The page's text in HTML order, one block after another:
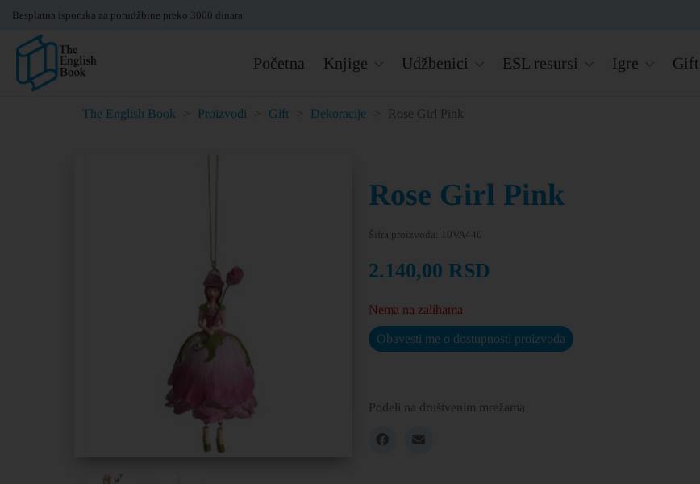
Besplatna isporuka za porudžbine preko 3000 dinara
Početna Knjige Udžbenici ESL resursi Igre Gift
The English Book Proizvodi Gift Dekoracije Rose Girl Pink
Rose Girl Pink
Šifra proizvoda: 10VA440
2.140,00 RSD
Nema na zalihama
Obavesti me o dostupnosti proizvoda
Podeli na društvenim mrežama